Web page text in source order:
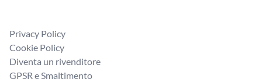
Privacy Policy
Cookie Policy
Diventa un rivenditore
GPSR e Smaltimento